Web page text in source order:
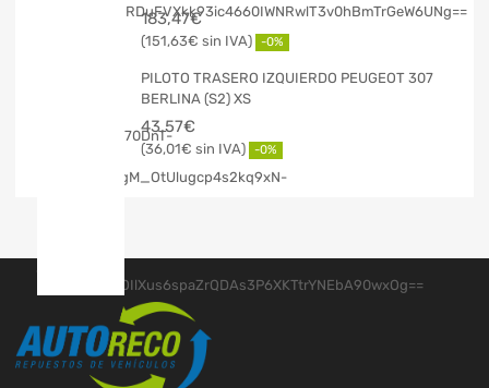
183,47€
151,63€ -0%
PILOTO TRASERO IZQUIERDO PEUGEOT 307
BERLINA (S2) XS
43,57€
36,01€ -0%